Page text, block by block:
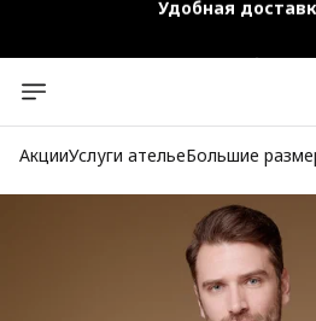
Бесплатная доставка при
АкцииУслуги ательеБольшие